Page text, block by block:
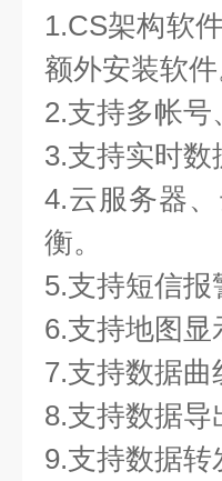
1.CS架构软
额外安装软件
2.支持多帐
3.支持实时
4.云服务器
衡。
5.支持短信
6.支持地图显
7.支持数据曲
8.支持数据导
9.支持数据